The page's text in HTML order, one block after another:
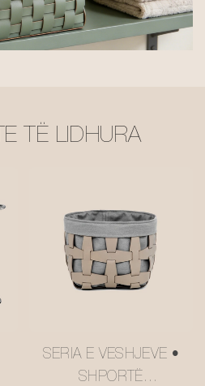
TË LIDHURA
SERIA E VESHJEVE •
SHPORTË